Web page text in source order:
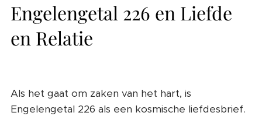
Engelengetal 226 en Liefde
en Relatie
Als het gaat om zaken van het hart, is
Engelengetal 226 als een kosmische liefdesbrief.